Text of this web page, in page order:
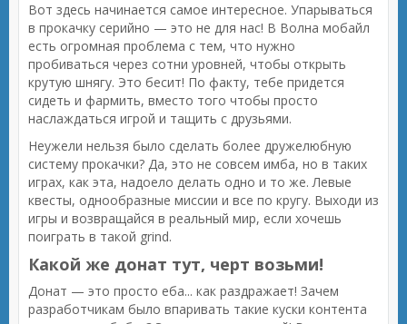
Вот здесь начинается самое интересное. Упарываться
в прокачку серийно — это не для нас! В Волна мобайл
есть огромная проблема с тем, что нужно
пробиваться через сотни уровней, чтобы открыть
крутую шнягу. Это бесит! По факту, тебе придется
сидеть и фармить, вместо того чтобы просто
наслаждаться игрой и тащить с друзьями.
Неужели нельзя было сделать более дружелюбную
систему прокачки? Да, это не совсем имба, но в таких
играх, как эта, надоело делать одно и то же. Левые
квесты, однообразные миссии и все по кругу. Выходи из
игры и возвращайся в реальный мир, если хочешь
поиграть в такой grind.
Какой же донат тут, черт возьми!
Донат — это просто еба... как раздражает! Зачем
разработчикам было впаривать такие куски контента